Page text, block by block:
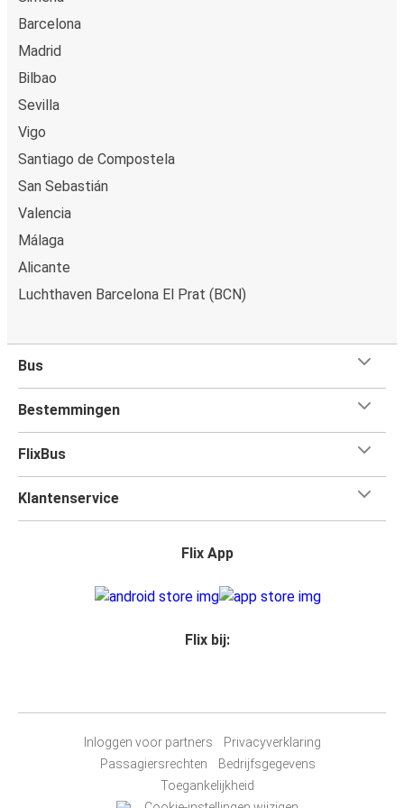
Barcelona
Madrid
Bilbao
Sevilla
Vigo
Santiago de Compostela
San Sebastián
Valencia
Málaga
Alicante
Luchthaven Barcelona El Prat (BCN)
Bus
Bestemmingen
FlixBus
Klantenservice
Flix App
Flix bij:
Inloggen voor partners
Privacyverklaring
Passagiersrechten
Bedrijfsgegevens
Toegankelijkheid